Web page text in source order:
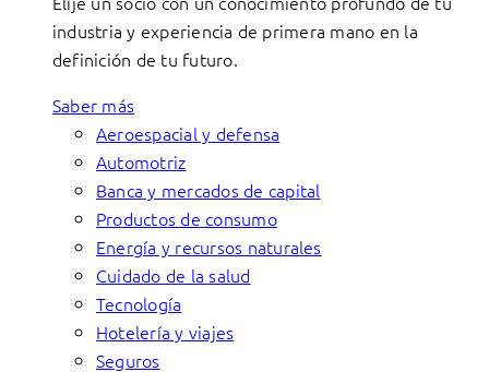
industria y experiencia de primera mano en la
definición de tu futuro.
Saber más
Aeroespacial y defensa
Automotriz
Banca y mercados de capital
Productos de consumo
Energía y recursos naturales
Cuidado de la salud
Tecnología
Hotelería y viajes
Seguros